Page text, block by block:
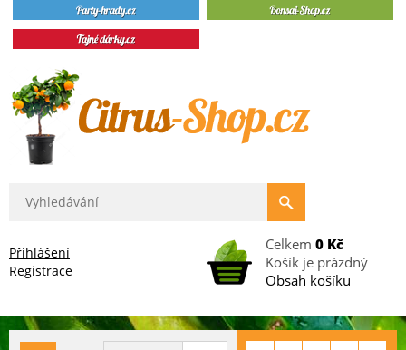
Přihlášení
Registrace
Celkem 0 Kč
Košík je prázdný
Obsah košíku